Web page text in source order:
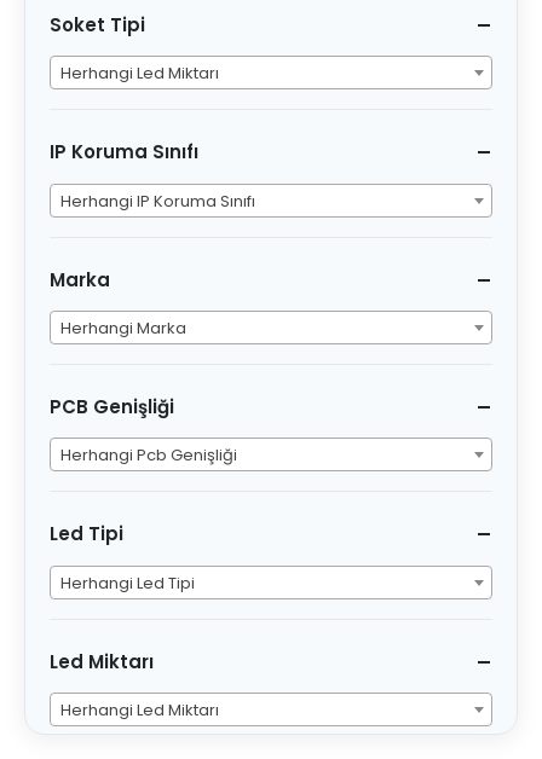
Soket Tipi
Herhangi Led Miktarı
IP Koruma Sınıfı
Herhangi IP Koruma Sınıfı
Marka
Herhangi Marka
PCB Genişliği
Herhangi Pcb Genişliği
Led Tipi
Herhangi Led Tipi
Led Miktarı
Herhangi Led Miktarı